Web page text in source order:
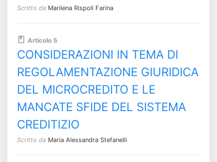
Scritto da Marilena Rispoli Farina
Articolo 5
CONSIDERAZIONI IN TEMA DI
REGOLAMENTAZIONE GIURIDICA
DEL MICROCREDITO E LE
MANCATE SFIDE DEL SISTEMA
CREDITIZIO
Scritto da Maria Alessandra Stefanelli